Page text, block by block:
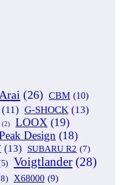
Arai (26) CBM (10)
(11) G-SHOCK (13)
(2) LOOX (19)
Design (18)
(13) SUBARU R2 (7)
Voigtlander (28)
X68000 (9)